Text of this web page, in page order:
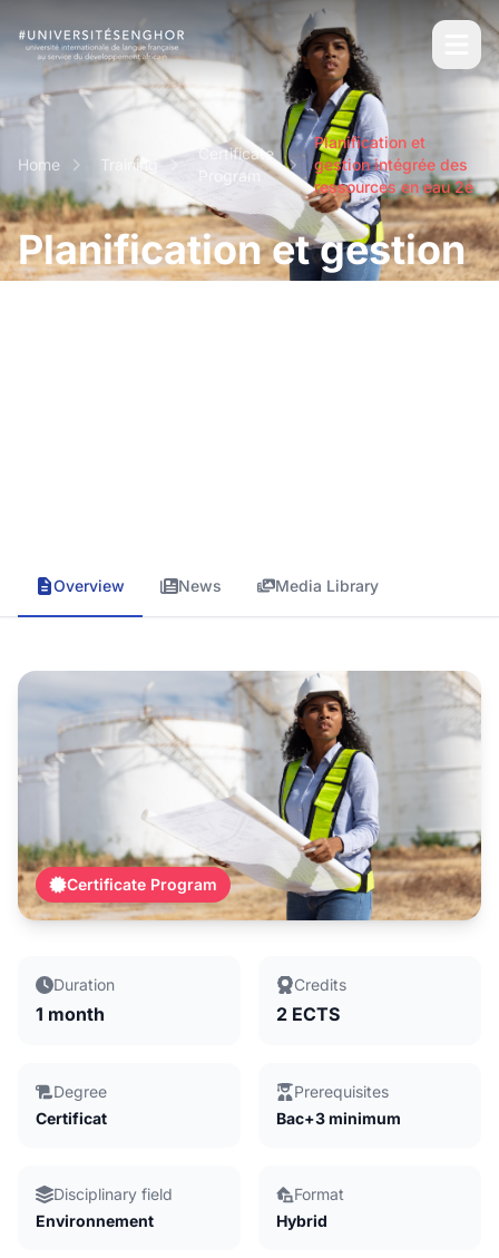
Home Training
Certificate
Program
Planification et
gestion intégrée des
ressources en eau 2é
Planification et gestion
Overview News Media Library
Certificate Program
Duration
1 month
Credits
2 ECTS
Degree
Certificat
Prerequisites
Bac+3 minimum
Disciplinary field
Environnement
Format
Hybrid